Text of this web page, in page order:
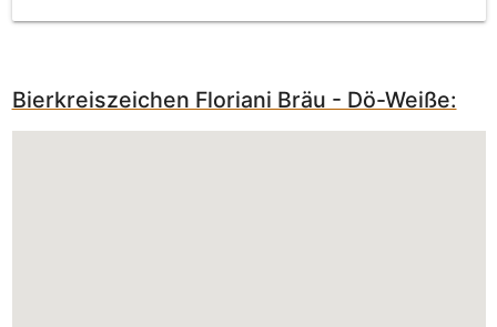
Bierkreiszeichen Floriani Bräu - Dö-Weiße: